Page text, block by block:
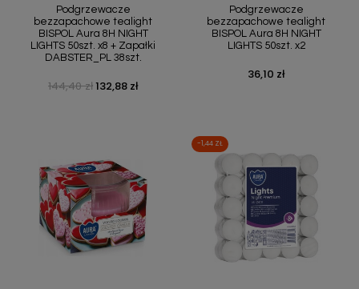
Podgrzewacze
bezzapachowe tealight
BISPOL Aura 8H NIGHT
LIGHTS 50szt. x8 + Zapałki
DABSTER_PL 38szt.
Cena podstawowa
144,40 zł Cena
132,88 zł
Podgrzewacze
bezzapachowe tealight
BISPOL Aura 8H NIGHT
LIGHTS 50szt. x2
Cena
36,10 zł
-1,44 ZŁ